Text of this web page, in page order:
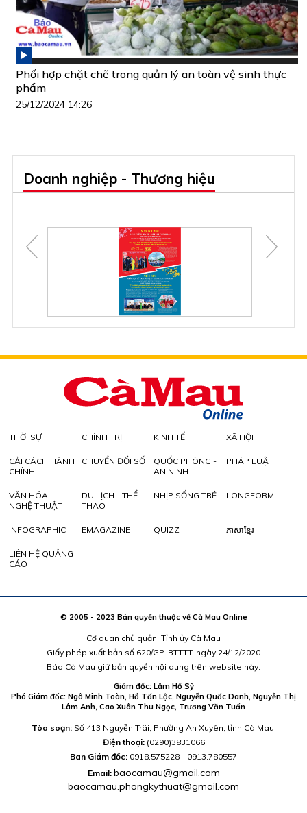
Phối hợp chặt chẽ trong quản lý an toàn vệ sinh thực
phẩm
25/12/2024 14:26
Doanh nghiệp - Thương hiệu
THỜI SỰ CHÍNH TRỊ KINH TẾ XÃ HỘI
CẢI CÁCH HÀNH
CHÍNH
CHUYỂN ĐỔI SỐ
QUỐC PHÒNG -
AN NINH
PHÁP LUẬT
VĂN HÓA -
NGHỆ THUẬT
DU LỊCH - THỂ
THAO
NHỊP SỐNG TRẺ LONGFORM
INFOGRAPHIC EMAGAZINE QUIZZ ភាសាខ្មែរ
LIÊN HỆ QUẢNG
CÁO
© 2005 - 2023 Bản quyền thuộc về Cà Mau Online
Cơ quan chủ quản: Tỉnh ủy Cà Mau
Giấy phép xuất bản số 620/GP-BTTTT, ngày 24/12/2020
Báo Cà Mau giữ bản quyền nội dung trên website này.
Giám đốc: Lâm Hồ Sỹ
Phó Giám đốc: Ngô Minh Toàn, Hồ Tấn Lộc, Nguyễn Quốc Danh, Nguyễn Thị
Lâm Anh, Cao Xuân Thu Ngọc, Trương Văn Tuấn
Tòa soạn:Số 413 Nguyễn Trãi, Phường An Xuyên, tỉnh Cà Mau.
Điện thoại: (0290)3831066
Ban Giám đốc: 0918.575228 - 0913.780557
Email: baocamau@gmail.com
baocamau.phongkythuat@gmail.com